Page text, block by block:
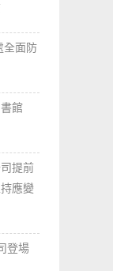
全面防
館
提前
應變
登場